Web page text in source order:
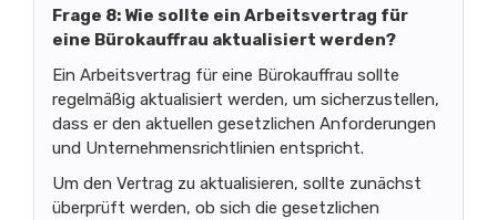
Frage 8: Wie sollte ein Arbeitsvertrag für
eine Bürokauffrau aktualisiert werden?
Ein Arbeitsvertrag für eine Bürokauffrau sollte
regelmäßig aktualisiert werden, um sicherzustellen,
dass er den aktuellen gesetzlichen Anforderungen
und Unternehmensrichtlinien entspricht.
Um den Vertrag zu aktualisieren, sollte zunächst
überprüft werden, ob sich die gesetzlichen